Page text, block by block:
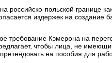
российско-польской границе
издержек на создание
требование Кэмерона на
чтобы лица, не
на пособия для